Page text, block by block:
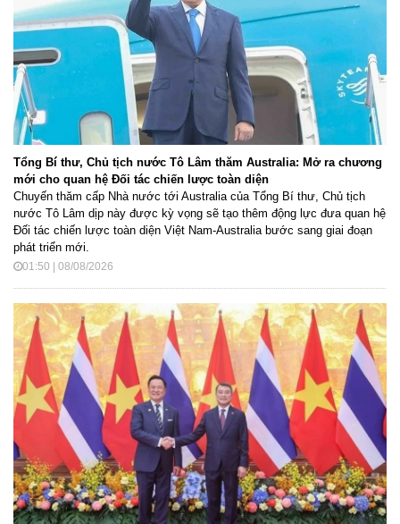
Tổng Bí thư, Chủ tịch nước Tô Lâm thăm Australia: Mở ra chương
mới cho quan hệ Đối tác chiến lược toàn diện
Chuyến thăm cấp Nhà nước tới Australia của Tổng Bí thư, Chủ tịch
nước Tô Lâm dịp này được kỳ vọng sẽ tạo thêm động lực đưa quan hệ
Đối tác chiến lược toàn diện Việt Nam-Australia bước sang giai đoạn
phát triển mới.
01:50 | 08/08/2026